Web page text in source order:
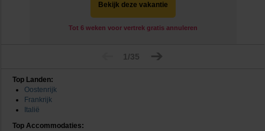
Bekijk deze vakantie
Tot 6 weken voor vertrek gratis annuleren
1/35
Top Landen:
Oostenrijk
Frankrijk
Italië
Top Accommodaties: